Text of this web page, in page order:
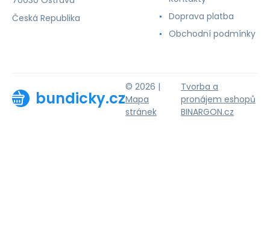
Česká Republika
Doprava platba
Obchodní podmínky
bundicky.cz
© 2026 |
Mapa
stránek
Tvorba a
pronájem eshopů
BINARGON.cz